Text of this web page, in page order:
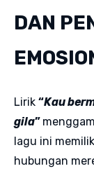
DAN
Lirik “Kau
gila”
lagu ini
hubungan